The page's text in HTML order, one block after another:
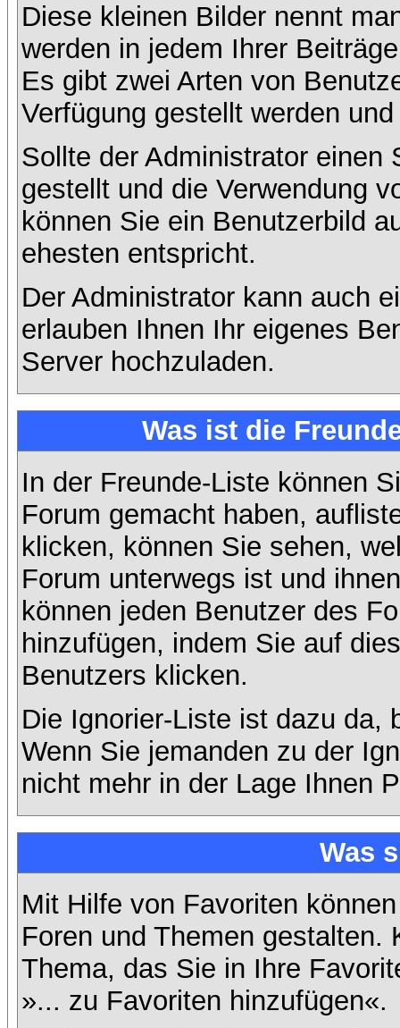
Diese kleinen Bilder nennt
werden in jedem Ihrer
Es gibt zwei Arten von
Verfügung gestellt werden
Sollte der Administrator einen
gestellt und die Verwendung
können Sie ein Benutzerbild
ehesten entspricht.
Der Administrator kann auch
erlauben Ihnen Ihr eigenes
Server hochzuladen.
Was ist die
In der Freunde-Liste können
Forum gemacht haben,
klicken, können Sie sehen,
Forum unterwegs ist und
können jeden Benutzer des
hinzufügen, indem Sie auf
Benutzers klicken.
Die Ignorier-Liste ist dazu da,
Wenn Sie jemanden zu der
nicht mehr in der Lage Ihnen
Was
Mit Hilfe von Favoriten
Foren und Themen gestalten.
Thema, das Sie in Ihre
»... zu Favoriten hinzufügen«.